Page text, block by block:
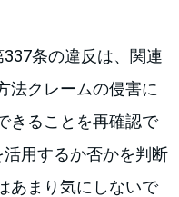
条の違反は、関連
法クレームの侵害に
きることを再確認で
用するか否かを判断
あまり気にしないで